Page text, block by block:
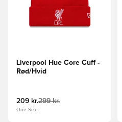
Liverpool Hue Core Cuff -
Rød/Hvid
209 kr.299 kr.
One Size